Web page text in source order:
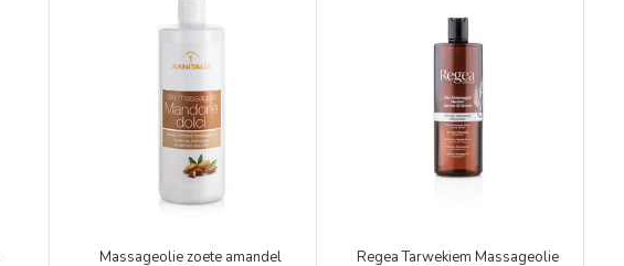
Massageolie zoete amandel
Regea Tarwekiem Massageolie